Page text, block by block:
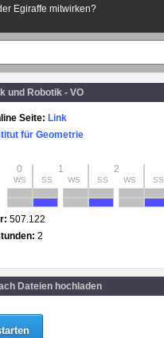
Egiraffe mitwirken?
und Robotik - VO
Seite: Link
für Geometrie
0
1 2
WS SS WS SS WS SS
507.122
2
Dateien hochladen